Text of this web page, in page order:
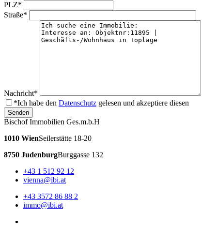
PLZ*
Straße*
Nachricht*
*Ich habe den Datenschutz gelesen und akzeptiere diesen
Bischof Immobilien Ges.m.b.H
1010 WienSeilerstätte 18-20
8750 JudenburgBurggasse 132
+43 1 512 92 12
vienna@ibi.at
+43 3572 86 88 2
immo@ibi.at